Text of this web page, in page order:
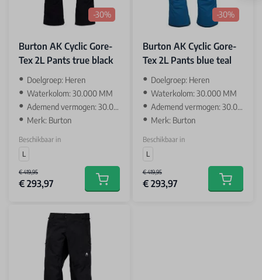
-30%
Burton AK Cyclic Gore-
Tex 2L Pants true black
Doelgroep: Heren
Waterkolom: 30.000 MM
Ademend vermogen: 30.000 GR
Merk: Burton
Beschikbaar in
L
€ 419,95
€ 293,97 Add to cart
-30%
Burton AK Cyclic Gore-
Tex 2L Pants blue teal
Doelgroep: Heren
Waterkolom: 30.000 MM
Ademend vermogen: 30.000 GR
Merk: Burton
Beschikbaar in
L
€ 419,95
€ 293,97 Add to